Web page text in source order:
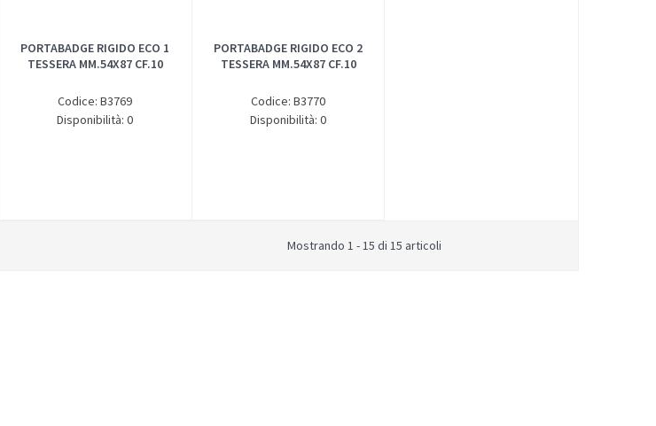
PORTABADGE RIGIDO ECO 1
TESSERA MM.54X87 CF.10
Codice: B3769
Disponibilità: 0
PORTABADGE RIGIDO ECO 2
TESSERA MM.54X87 CF.10
Codice: B3770
Disponibilità: 0
Mostrando 1 - 15 di 15 articoli